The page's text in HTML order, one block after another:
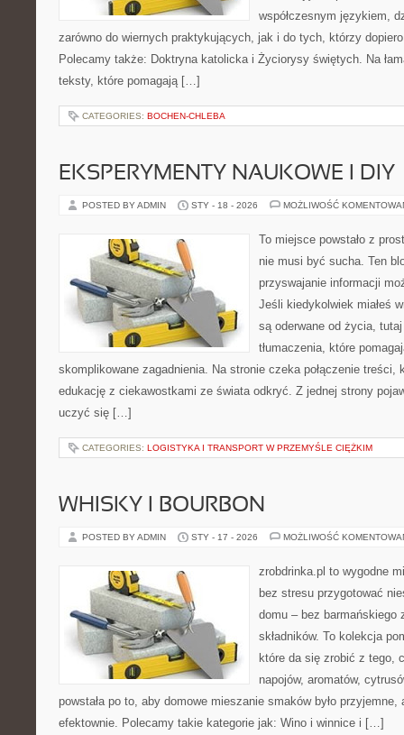
współczesnym językiem,
zarówno do wiernych praktykujących, jak i do tych, którzy
Polecamy także: Doktryna katolicka i Życiorysy świętych. Na
teksty, które pomagają […]
CATEGORIES: BOCHEN-CHLEBA
EKSPERYMENTY NAUKOWE I DIY
POSTED BY ADMIN STY - 18 - 2026 MOŻLIWOŚĆ
To miejsce powstało z
nie musi być sucha. Ten
przyswajanie informacji
Jeśli kiedykolwiek miałeś
są oderwane od życia,
tłumaczenia, które
skomplikowane zagadnienia. Na stronie czeka połączenie treści,
edukację z ciekawostkami ze świata odkryć. Z jednej strony
uczyć się […]
CATEGORIES: LOGISTYKA I TRANSPORT W PRZEMYŚLE CIĘŻKIM
WHISKY I BOURBON
POSTED BY ADMIN STY - 17 - 2026 MOŻLIWOŚĆ
zrobdrinka.pl to wygodne
bez stresu przygotować
domu – bez
składników. To kolekcja
które da się zrobić z tego,
napojów, aromatów,
powstała po to, aby domowe mieszanie smaków było przyjemne,
efektownie. Polecamy takie kategorie jak: Wino i winnice i […]